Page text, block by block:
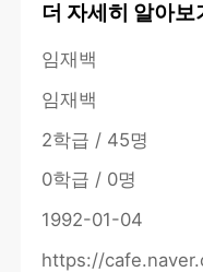
더 자세히 알아보
임재백
임재백
2학급 / 45명
0학급 / 0명
1992-01-04
https://